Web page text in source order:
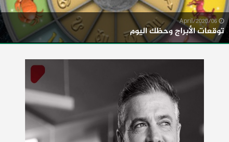
توقعات الأبراج وحظك اليوم